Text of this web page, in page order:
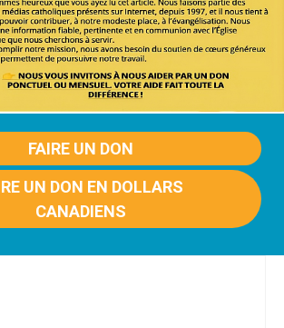
FAIRE UN DON
UN DON EN DOLLARS
CANADIENS